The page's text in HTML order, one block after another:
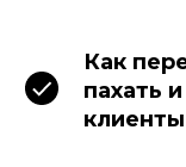
Как
пахать